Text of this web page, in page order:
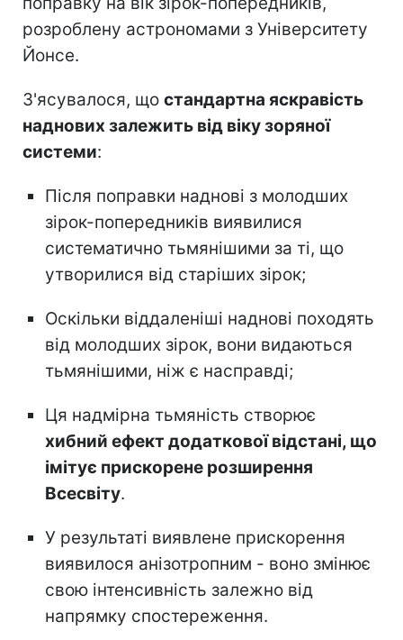
розроблену астрономами з Університету
Йонсе.
З'ясувалося, що стандартна яскравість
наднових залежить від віку зоряної
системи:
Після поправки наднові з молодших
зірок-попередників виявилися
систематично тьмянішими за ті, що
утворилися від старіших зірок;
Оскільки віддаленіші наднові походять
від молодших зірок, вони видаються
тьмянішими, ніж є насправді;
Ця надмірна тьмяність створює
хибний ефект додаткової відстані, що
імітує прискорене розширення
Всесвіту.
У результаті виявлене прискорення
виявилося анізотропним - воно змінює
свою інтенсивність залежно від
напрямку спостереження.